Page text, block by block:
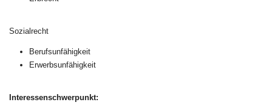
Sozialrecht
Berufsunfähigkeit
Erwerbsunfähigkeit
Interessenschwerpunkt: